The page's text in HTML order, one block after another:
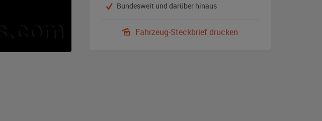
Bundesweit und darüber hinaus
Fahrzeug-Steckbrief drucken